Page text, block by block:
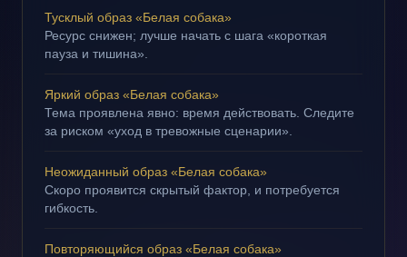
Тусклый образ «Белая собака»
Ресурс снижен; лучше начать с шага «короткая
пауза и тишина».
Яркий образ «Белая собака»
Тема проявлена явно: время действовать. Следите
за риском «уход в тревожные сценарии».
Неожиданный образ «Белая собака»
Скоро проявится скрытый фактор, и потребуется
гибкость.
Повторяющийся образ «Белая собака»